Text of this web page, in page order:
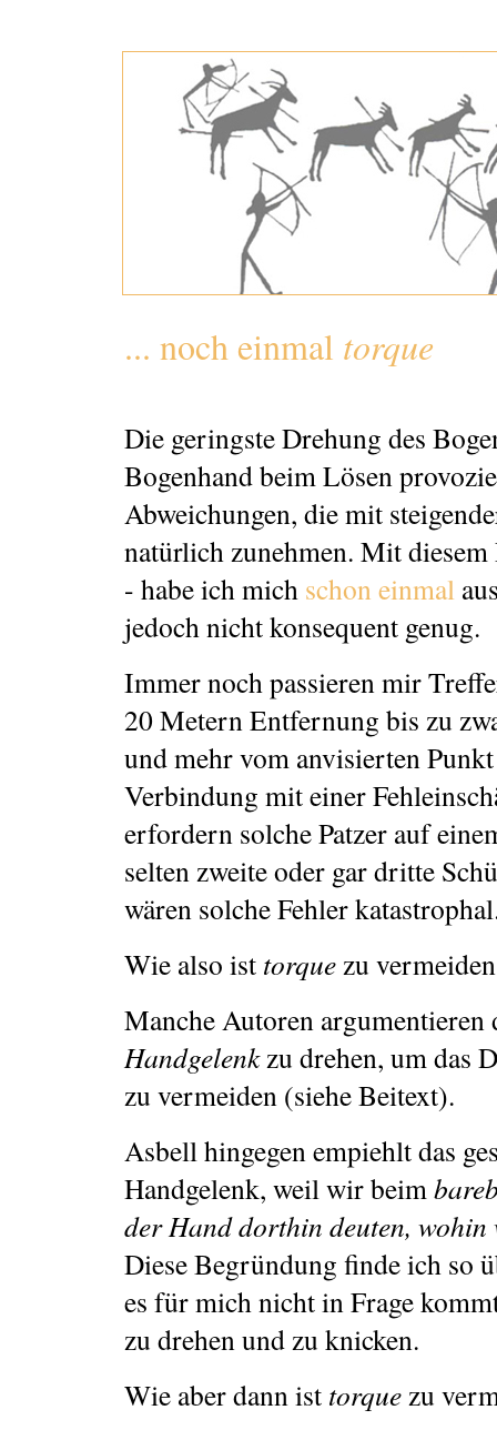
... noch einmal torque
Die geringste Drehung des
Bogenhand beim Lösen
Abweichungen, die mit
natürlich zunehmen. Mit
- habe ich mich schon einmal
jedoch nicht konsequent genug.
Immer noch passieren mir
20 Metern Entfernung bis zu
und mehr vom anvisierten
Verbindung mit einer
erfordern solche Patzer auf
selten zweite oder gar dritte
wären solche Fehler
Wie also ist torquezu
Manche Autoren argumentieren
Handgelenkzu drehen, um das
zu vermeiden (siehe Beitext).
Asbell hingegen empiehlt das
Handgelenk, weil wir beim
der Hand dorthin deuten,
Diese Begründung finde ich so
es für mich nicht in Frage
zu drehen und zu knicken.
Wie aber dann ist torquezu